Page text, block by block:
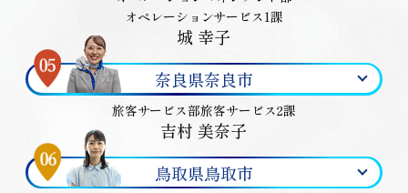
オペレーションサービス1課
城 幸子
奈良県奈良市
旅客サービス部旅客サービス2課
吉村 美奈子
鳥取県鳥取市